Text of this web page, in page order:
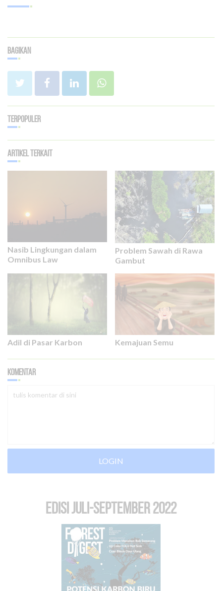
Bagikan
Terpopuler
Artikel Terkait
Nasib Lingkungan dalam
Omnibus Law
Problem Sawah di Rawa
Gambut
Adil di Pasar Karbon Kemajuan Semu
Komentar
LOGIN
EDISI Juli-September 2022